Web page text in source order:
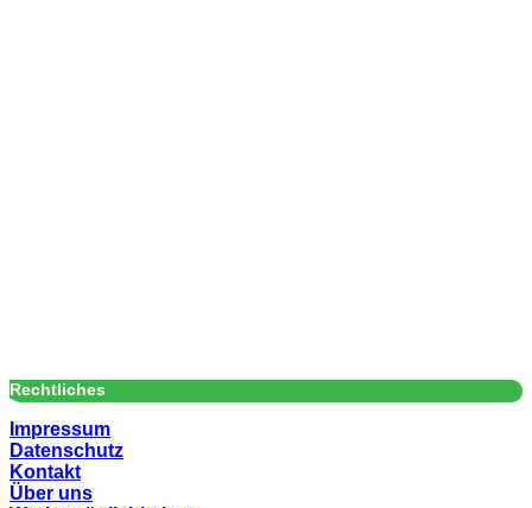
Rechtliches
Impressum
Datenschutz
Kontakt
Über uns